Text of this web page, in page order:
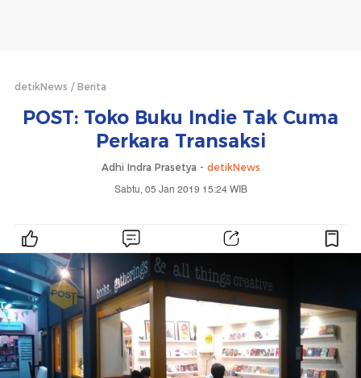
detikNews Berita
POST: Toko Buku Indie Tak Cuma
Perkara Transaksi
Adhi Indra Prasetya - detikNews
Sabtu, 05 Jan 2019 15:24 WIB